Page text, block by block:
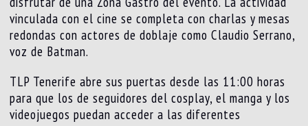
vinculada con el cine se completa con charlas y mesas
redondas con actores de doblaje como Claudio Serrano,
voz de Batman.
TLP Tenerife abre sus puertas desde las 11:00 horas
para que los de seguidores del cosplay, el manga y los
videojuegos puedan acceder a las diferentes